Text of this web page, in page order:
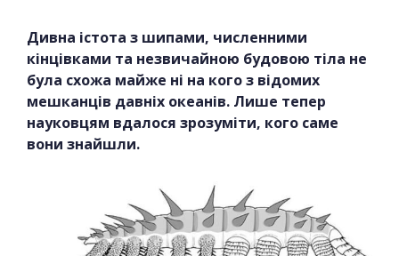
Дивна істота з шипами, численними
кінцівками та незвичайною будовою тіла не
була схожа майже ні на кого з відомих
мешканців давніх океанів. Лише тепер
науковцям вдалося зрозуміти, кого саме
вони знайшли.